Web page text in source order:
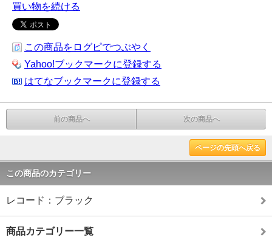
買い物を続ける
この商品をログピでつぶやく
Yahoo!ブックマークに登録する
はてなブックマークに登録する
前の商品へ 次の商品へ
ページの先頭へ戻る
この商品のカテゴリー
レコード：ブラック
商品カテゴリー一覧